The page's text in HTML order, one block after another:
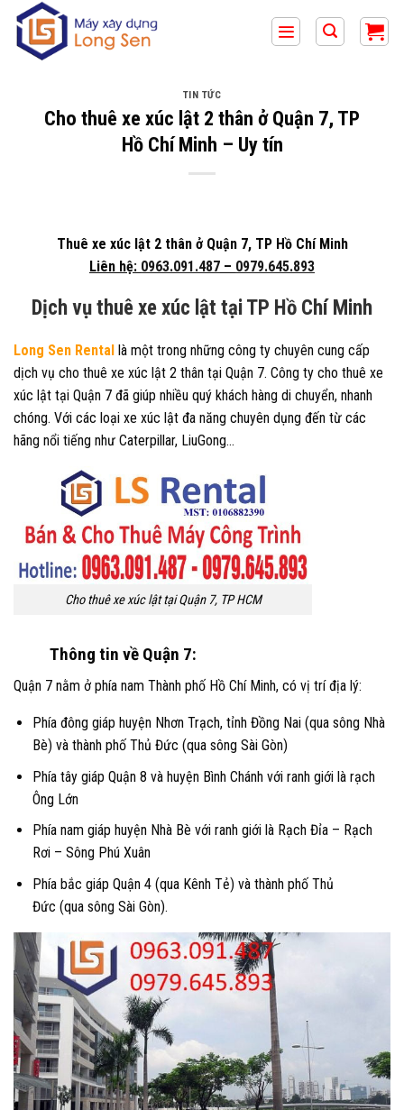
qua
TIN TỨC
Cho thuê xe xúc lật 2 thân ở Quận 7, TP
Hồ Chí Minh – Uy tín
Thuê xe xúc lật 2 thân ở Quận 7, TP Hồ Chí Minh
Liên hệ: 0963.091.487 – 0979.645.893
Dịch vụ thuê xe xúc lật tại TP Hồ Chí Minh
Long Sen Rental là một trong những công ty chuyên cung cấp
dịch vụ cho thuê xe xúc lật 2 thân tại Quận 7. Công ty cho thuê xe
xúc lật tại Quận 7 đã giúp nhiều quý khách hàng di chuyển, nhanh
chóng. Với các loại xe xúc lật đa năng chuyên dụng đến từ các
hãng nổi tiếng như Caterpillar, LiuGong…
Cho thuê xe xúc lật tại Quận 7, TP HCM
Thông tin về Quận 7:
Quận 7 nằm ở phía nam Thành phố Hồ Chí Minh, có vị trí địa lý:
Phía đông giáp huyện Nhơn Trạch, tỉnh Đồng Nai (qua sông Nhà
Bè) và thành phố Thủ Đức (qua sông Sài Gòn)
Phía tây giáp Quận 8 và huyện Bình Chánh với ranh giới là rạch
Ông Lớn
Phía nam giáp huyện Nhà Bè với ranh giới là Rạch Đỉa – Rạch
Rơi – Sông Phú Xuân
Phía bắc giáp Quận 4 (qua Kênh Tẻ) và thành phố Thủ
Đức (qua sông Sài Gòn).